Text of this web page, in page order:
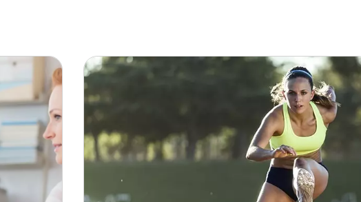
piersiowa w diagnostyce różnicowej -
dokładnie badanie krok po kroku. Część 2
dr n. med. Piotr Godek 20:13
Diagnostyka różnicowa: kończyna
górna cz. 1
Kończyna górna w diagnostyce różnicowej -